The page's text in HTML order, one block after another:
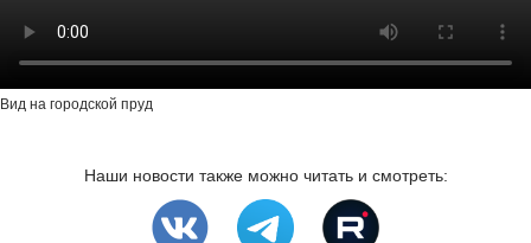
Вид на городской пруд
Наши новости также можно читать и смотреть: